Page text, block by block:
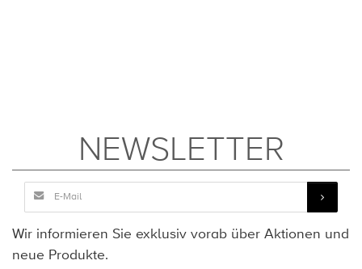
NEWSLETTER
Wir informieren Sie exklusiv vorab über Aktionen und
neue Produkte.